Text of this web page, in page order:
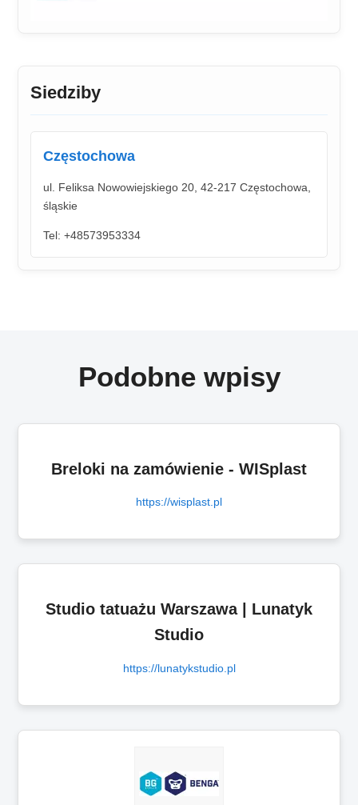
Siedziby
Częstochowa
ul. Feliksa Nowowiejskiego 20, 42-217 Częstochowa,
śląskie
Tel: +48573953334
Podobne wpisy
Breloki na zamówienie - WISplast
https://wisplast.pl
Studio tatuażu Warszawa | Lunatyk
Studio
https://lunatykstudio.pl